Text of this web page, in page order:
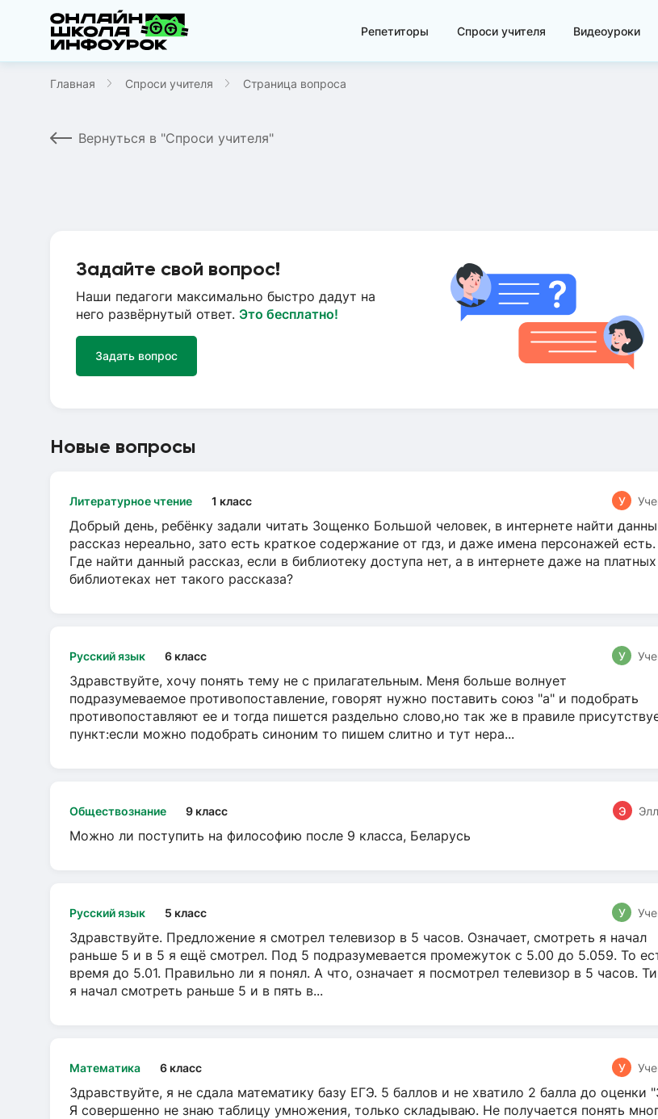
Репетиторы Спроси учителя Видеоуроки
Главная Спроси учителя Страница вопроса
Вернуться в "Спроси учителя"
Задайте свой вопрос!
Наши педагоги максимально быстро дадут на
него развёрнутый ответ. Это бесплатно!
Задать вопрос
Новые вопросы
Литературное чтение 1 класс У
Добрый день, ребёнку задали читать Зощенко Большой человек, в интернете найти
рассказ нереально, зато есть краткое содержание от гдз, и даже имена персонажей есть.
Где найти данный рассказ, если в библиотеку доступа нет, а в интернете даже на платных
библиотеках нет такого рассказа?
Русский язык 6 класс У
Здравствуйте, хочу понять тему не с прилагательным. Меня больше волнует
подразумеваемое противопоставление, говорят нужно поставить союз "а" и подобрать
противопоставляют ее и тогда пишется раздельно слово,но так же в правиле
пункт:если можно подобрать синоним то пишем слитно и тут нера...
Обществознание 9 класс Э
Можно ли поступить на философию после 9 класса, Беларусь
Русский язык 5 класс У
Здравствуйте. Предложение я смотрел телевизор в 5 часов. Означает, смотреть я начал
раньше 5 и в 5 я ещё смотрел. Под 5 подразумевается промежуток с 5.00 до 5.059. То
время до 5.01. Правильно ли я понял. А что, означает я посмотрел телевизор в 5 часов.
я начал смотреть раньше 5 и в пять в...
Математика 6 класс У
Здравствуйте, я не сдала математику базу ЕГЭ. 5 баллов и не хватило 2 балла до оценки
Я совершенно не знаю таблицу умножения, только складываю. Не получается понять